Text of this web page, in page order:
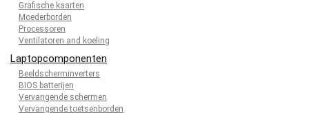
Grafische kaarten
Moederborden
Processoren
Ventilatoren and koeling
Laptopcomponenten
Beeldscherminverters
BIOS batterijen
Vervangende schermen
Vervangende toetsenborden